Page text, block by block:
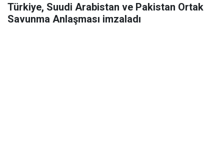
Türkiye, Suudi Arabistan ve Pakistan Ortak
Savunma Anlaşması imzaladı